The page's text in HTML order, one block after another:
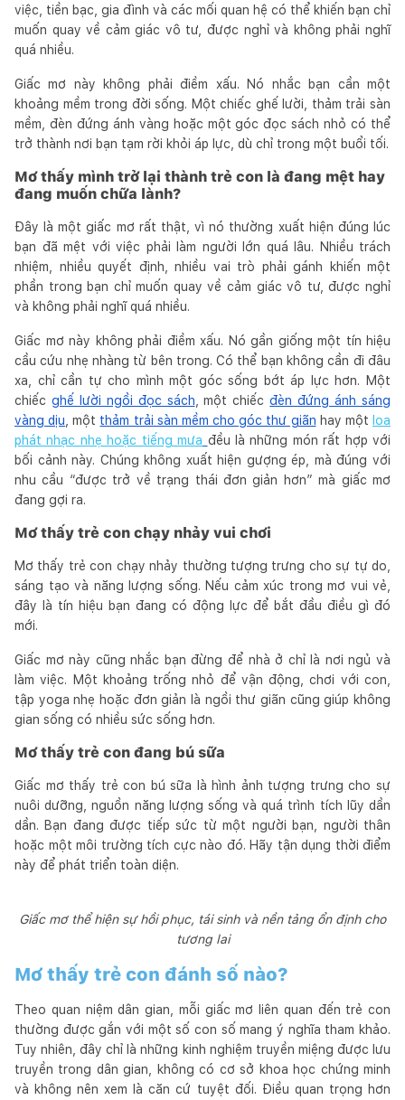
việc, tiền bạc, gia đình và các mối quan hệ có thể khiến bạn chỉ
muốn quay về cảm giác vô tư, được nghỉ và không phải nghĩ
quá nhiều.
Giấc mơ này không phải điềm xấu. Nó nhắc bạn cần một
khoảng mềm trong đời sống. Một chiếc ghế lười, thảm trải sàn
mềm, đèn đứng ánh vàng hoặc một góc đọc sách nhỏ có thể
trở thành nơi bạn tạm rời khỏi áp lực, dù chỉ trong một buổi tối.
Mơ thấy mình trở lại thành trẻ con là đang mệt hay
đang muốn chữa lành?
Đây là một giấc mơ rất thật, vì nó thường xuất hiện đúng lúc
bạn đã mệt với việc phải làm người lớn quá lâu. Nhiều trách
nhiệm, nhiều quyết định, nhiều vai trò phải gánh khiến một
phần trong bạn chỉ muốn quay về cảm giác vô tư, được nghỉ
và không phải nghĩ quá nhiều.
Giấc mơ này không phải điềm xấu. Nó gần giống một tín hiệu
cầu cứu nhẹ nhàng từ bên trong. Có thể bạn không cần đi đâu
xa, chỉ cần tự cho mình một góc sống bớt áp lực hơn. Một
chiếc ghế lười ngồi đọc sách , một chiếc đèn đứng ánh sáng
vàng dịu , một thảm trải sàn mềm cho góc thư giãn hay một loa
phát nhạc nhẹ hoặc tiếng mưa đều là những món rất hợp với
bối cảnh này. Chúng không xuất hiện gượng ép, mà đúng với
nhu cầu “được trở về trạng thái đơn giản hơn” mà giấc mơ
đang gợi ra.
Mơ thấy trẻ con chạy nhảy vui chơi
Mơ thấy trẻ con chạy nhảy thường tượng trưng cho sự tự do,
sáng tạo và năng lượng sống. Nếu cảm xúc trong mơ vui vẻ,
đây là tín hiệu bạn đang có động lực để bắt đầu điều gì đó
mới.
Giấc mơ này cũng nhắc bạn đừng để nhà ở chỉ là nơi ngủ và
làm việc. Một khoảng trống nhỏ để vận động, chơi với con,
tập yoga nhẹ hoặc đơn giản là ngồi thư giãn cũng giúp không
gian sống có nhiều sức sống hơn.
Mơ thấy trẻ con đang bú sữa
Giấc mơ thấy trẻ con bú sữa là hình ảnh tượng trưng cho sự
nuôi dưỡng, nguồn năng lượng sống và quá trình tích lũy dần
dần. Bạn đang được tiếp sức từ một người bạn, người thân
hoặc một môi trường tích cực nào đó. Hãy tận dụng thời điểm
này để phát triển toàn diện.
Giấc mơ thể hiện sự hồi phục, tái sinh và nền tảng ổn định cho
tương lai
Mơ thấy trẻ con đánh số nào?
Theo quan niệm dân gian, mỗi giấc mơ liên quan đến trẻ con
thường được gắn với một số con số mang ý nghĩa tham khảo.
Tuy nhiên, đây chỉ là những kinh nghiệm truyền miệng được lưu
truyền trong dân gian, không có cơ sở khoa học chứng minh
và không nên xem là căn cứ tuyệt đối. Điều quan trọng hơn